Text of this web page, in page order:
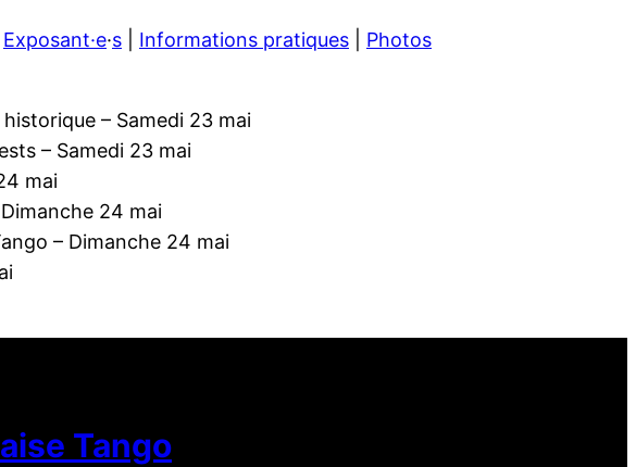
Exposant·e·s Informations pratiques Photos
– Samedi 23 mai
– Samedi 23 mai
mai
24 mai
– Dimanche 24 mai
Tango